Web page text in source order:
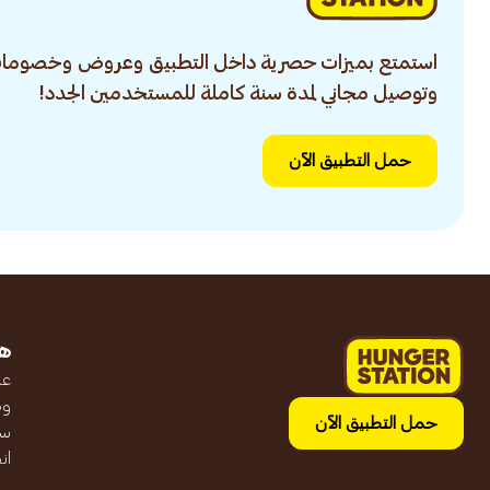
استمتع بميزات حصرية داخل التطبيق وعروض
وتوصيل مجاني لمدة سنة كاملة للمستخدمين الجدد!
حمل التطبيق الآن
حمل التطبيق الآن